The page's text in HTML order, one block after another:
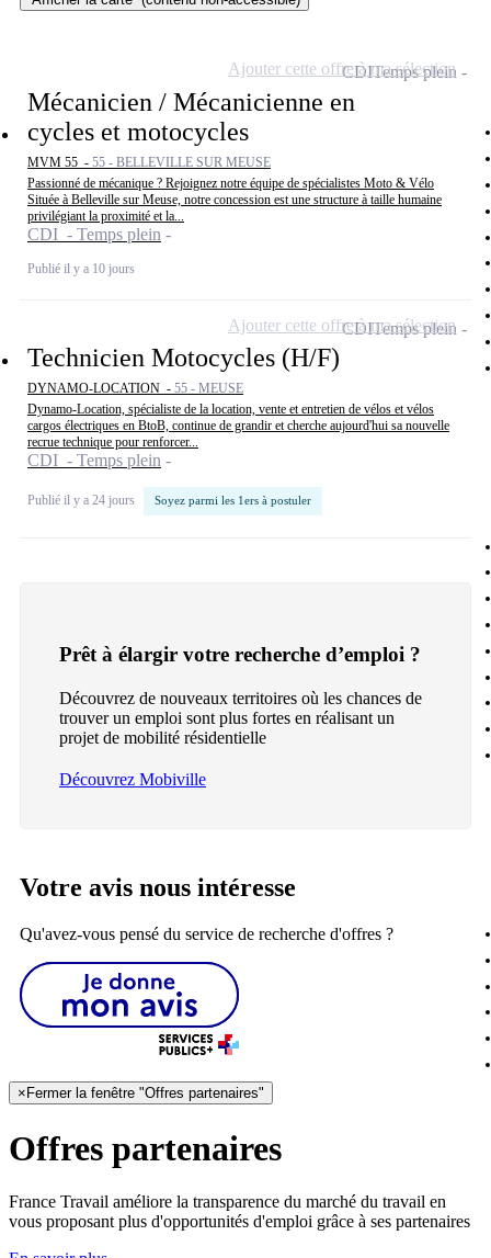
Mécanicien / Mécanicienne en
cycles et motocycles
MVM 55 - 55 - BELLEVILLE SUR MEUSE
Passionné de mécanique ? Rejoignez notre équipe de spécialistes Moto & Vélo
Située à Belleville sur Meuse, notre concession est une structure à taille humaine
privilégiant la proximité et la...
CDI - Temps plein
Publié il y a 10 jours
CDITemps plein
Ajouter cette offre à ma sélection
Technicien Motocycles (H/F)
DYNAMO-LOCATION - 55 - MEUSE
Dynamo-Location, spécialiste de la location, vente et entretien de vélos et vélos
cargos électriques en BtoB, continue de grandir et cherche aujourd'hui sa nouvelle
recrue technique pour renforcer...
CDI - Temps plein
Publié il y a 24 jours Soyez parmi les 1ers à postuler
CDITemps plein
Ajouter cette offre à ma sélection
Prêt à élargir votre recherche d’emploi ?
Découvrez de nouveaux territoires où les chances de
trouver un emploi sont plus fortes en réalisant un
projet de mobilité résidentielle
Découvrez Mobiville
Votre avis nous intéresse
Qu'avez-vous pensé du service de recherche d'offres ?
× Fermer la fenêtre "Offres partenaires"
Offres partenaires
France Travail améliore la transparence du marché du travail en
vous proposant plus d'opportunités d'emploi grâce à ses partenaires